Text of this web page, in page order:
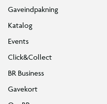
Gaveindpakning
Katalog
Events
Click&Collect
BR Business
Gavekort